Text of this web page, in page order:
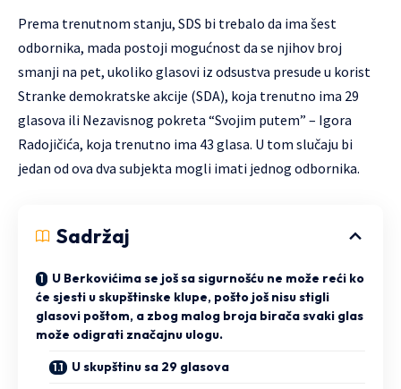
Prema trenutnom stanju, SDS bi trebalo da ima šest
odbornika, mada postoji mogućnost da se njihov broj
smanji na pet, ukoliko glasovi iz odsustva presude u korist
Stranke demokratske akcije (SDA), koja trenutno ima 29
glasova ili Nezavisnog pokreta “Svojim putem” – Igora
Radojičića, koja trenutno ima 43 glasa. U tom slučaju bi
jedan od ova dva subjekta mogli imati jednog odbornika.
Sadržaj
U Berkovićima se još sa sigurnošću ne može reći ko
će sjesti u skupštinske klupe, pošto još nisu stigli
glasovi poštom, a zbog malog broja birača svaki glas
može odigrati značajnu ulogu.
U skupštinu sa 29 glasova